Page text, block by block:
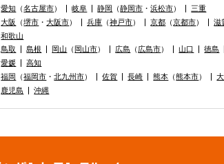
愛知 （名古屋市） 岐阜 静岡 （静岡市 ・浜松市）
三重
大阪 （堺市 ・大阪市） 兵庫 （神戸市） 京都 （京都市） 滋
和歌山
鳥取 島根 岡山 （ 岡山市） 広島 （広島市） 山口 徳島
愛媛
高知
福岡 （福岡市 ・北九州市） 佐賀 長崎 熊本 （熊本市）
鹿児島
沖縄